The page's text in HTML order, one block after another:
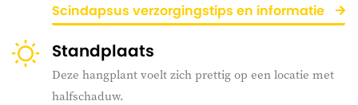
Scindapsus verzorgingstips en informatie
Standplaats
Deze hangplant voelt zich prettig op een locatie met
halfschaduw.